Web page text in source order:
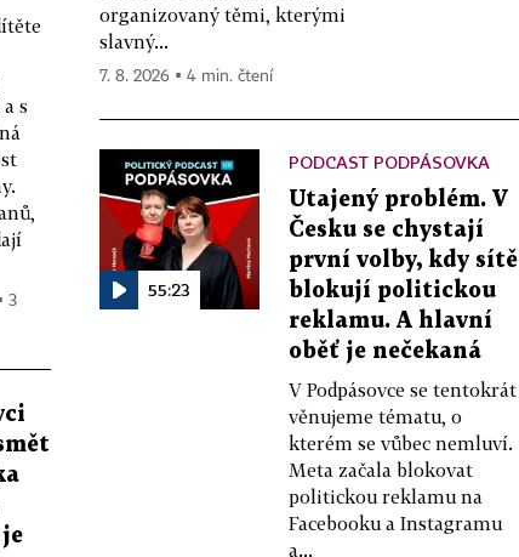
s
3
organizovaný těmi, kterými
slavný...
7. 8. 2026 ▪ 4 min. čtení
55:23
PODCAST PODPÁSOVKA
Utajený problém. V
Česku se chystají
první volby, kdy sítě
blokují politickou
reklamu. A hlavní
oběť je nečekaná
V Podpásovce se tentokrát
věnujeme tématu, o
kterém se vůbec nemluví.
Meta začala blokovat
politickou reklamu na
Facebooku a Instagramu
a...